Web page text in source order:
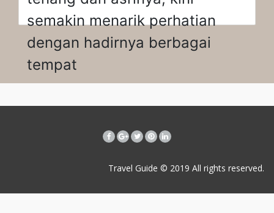
semakin menarik perhatian
dengan hadirnya berbagai
tempat
Travel Guide © 2019 All rights reserved.